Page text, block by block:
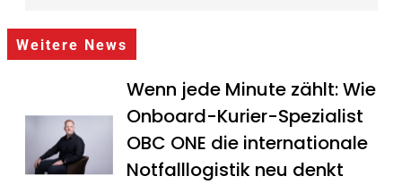
Weitere News
Wenn jede Minute zählt: Wie
Onboard-Kurier-Spezialist
OBC ONE die internationale
Notfalllogistik neu denkt